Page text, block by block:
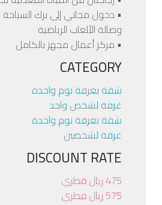
• دخول مجاني إلى برك السباحة
وصالة الألعاب الرياضية
• مركز أعمال مجهز بالكامل
CATEGORY
شقة بغرفة نوم واحدة
غرفة لشخص واحد
شقة بغرفة نوم واحدة
غرفة لشخصين
DISCOUNT RATE
475 ريال قطري
575 ريال قطري